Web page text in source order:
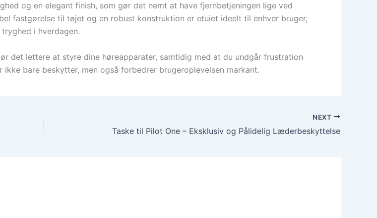
og en elegant finish, som gør det nemt at have fjernbetjeningen lige ved
fastgørelse til tøjet og en robust konstruktion er etuiet ideelt til enhver bruger,
i hverdagen.
det lettere at styre dine høreapparater, samtidig med at du undgår frustration
bare beskytter, men også forbedrer brugeroplevelsen markant.
NEXT
Taske til Pilot One – Eksklusiv og Pålidelig Læderbeskyttelse